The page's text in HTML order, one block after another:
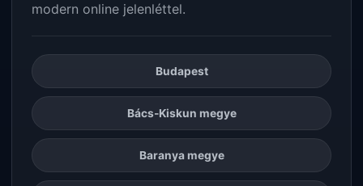
modern online jelenléttel.
Budapest
Bács-Kiskun megye
Baranya megye